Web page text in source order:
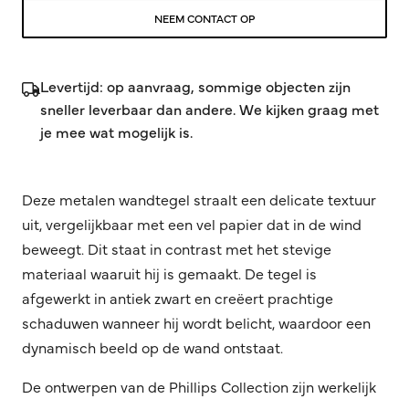
NEEM CONTACT OP
Levertijd: op aanvraag, sommige objecten zijn
sneller leverbaar dan andere. We kijken graag met
je mee wat mogelijk is.
Deze metalen wandtegel straalt een delicate textuur
uit, vergelijkbaar met een vel papier dat in de wind
beweegt. Dit staat in contrast met het stevige
materiaal waaruit hij is gemaakt. De tegel is
afgewerkt in antiek zwart en creëert prachtige
schaduwen wanneer hij wordt belicht, waardoor een
dynamisch beeld op de wand ontstaat.
De ontwerpen van de Phillips Collection zijn werkelijk